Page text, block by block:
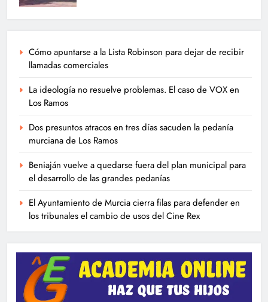
Cómo apuntarse a la Lista Robinson para dejar de recibir
llamadas comerciales
La ideología no resuelve problemas. El caso de VOX en
Los Ramos
Dos presuntos atracos en tres días sacuden la pedanía
murciana de Los Ramos
Beniaján vuelve a quedarse fuera del plan municipal para
el desarrollo de las grandes pedanías
El Ayuntamiento de Murcia cierra filas para defender en
los tribunales el cambio de usos del Cine Rex